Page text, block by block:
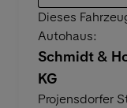
Dieses
Autohaus:
Schmidt &
KG
Projensdorfer